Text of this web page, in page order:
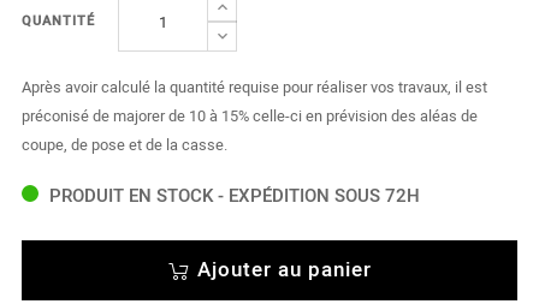
QUANTITÉ
Après avoir calculé la quantité requise pour réaliser vos travaux, il est
préconisé de majorer de 10 à 15% celle-ci en prévision des aléas de
coupe, de pose et de la casse.
PRODUIT EN STOCK - EXPÉDITION SOUS 72H
Ajouter au panier